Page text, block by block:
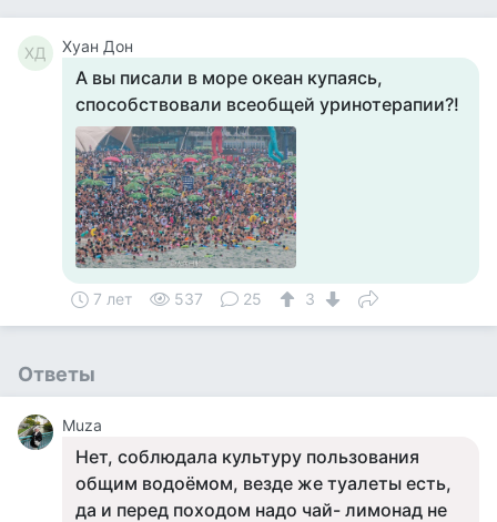
ХД Хуан Дон
А вы писали в море океан купаясь,
способствовали всеобщей уринотерапии?!
7 лет 537 25 3
Ответы
Muza
Нет, соблюдала культуру пользования
общим водоёмом, везде же туалеты есть,
да и перед походом надо чай- лимонад не